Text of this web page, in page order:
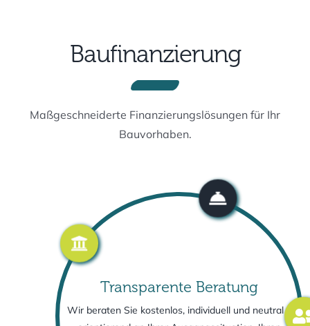
Baufinanzierung
Maßgeschneiderte Finanzierungslösungen für Ihr
Bauvorhaben.
Transparente Beratung
Wir beraten Sie kostenlos, individuell und neutral –